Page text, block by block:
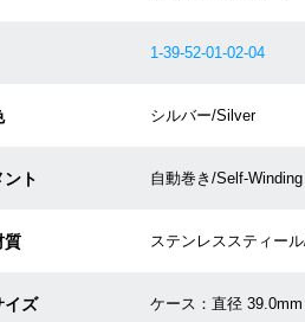
1-39-52-01-02-04
シルバー/Silver
ント 自動巻き/Self-Winding
質 ステンレススティー
イズ ケース：直径 39.0mm